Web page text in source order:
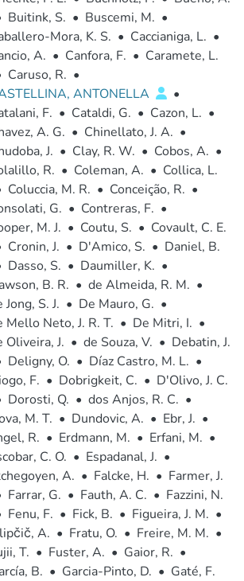
Buitink, S. • Buscemi, M. •
Mora, K. S. • Caccianiga, L. •
A. • Canfora, F. • Caramete, L.
Caruso, R. •
ANTONELLA
•
F. • Cataldi, G. • Cazon, L. •
A. G. • Chinellato, J. A. •
J. • Clay, R. W. • Cobos, A. •
R. • Coleman, A. • Collica, L.
Coluccia, M. R. • Conceição, R. •
G. • Contreras, F. •
M. J. • Coutu, S. • Covault, C. E.
Cronin, J. • D'Amico, S. • Daniel, B.
Dasso, S. • Daumiller, K. •
B. R. • de Almeida, R. M. •
Jong, S. J. • De Mauro, G. •
Mello Neto, J. R. T. • De Mitri, I. •
Oliveira, J. • de Souza, V. • Debatin, J.
Deligny, O. • Díaz Castro, M. L. •
F. • Dobrigkeit, C. • D'Olivo, J. C.
Dorosti, Q. • dos Anjos, R. C. •
M. T. • Dundovic, A. • Ebr, J. •
R. • Erdmann, M. • Erfani, M. •
C. O. • Espadanal, J. •
A. • Falcke, H. • Farmer, J.
Farrar, G. • Fauth, A. C. • Fazzini, N.
Fenu, F. • Fick, B. • Figueira, J. M. •
A. • Fratu, O. • Freire, M. M. •
T. • Fuster, A. • Gaior, R. •
B. • Garcia-Pinto, D. • Gaté, F.